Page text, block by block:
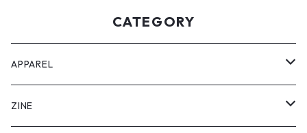
CATEGORY
APPAREL
Tee
ZINE